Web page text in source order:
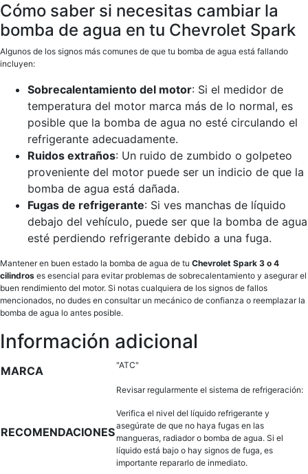
Cómo saber si necesitas cambiar la
bomba de agua en tu Chevrolet Spark
Algunos de los signos más comunes de que tu bomba de agua está fallando
incluyen:
Sobrecalentamiento del motor: Si el medidor de
temperatura del motor marca más de lo normal, es
posible que la bomba de agua no esté circulando el
refrigerante adecuadamente.
Ruidos extraños: Un ruido de zumbido o golpeteo
proveniente del motor puede ser un indicio de que la
bomba de agua está dañada.
Fugas de refrigerante: Si ves manchas de líquido
debajo del vehículo, puede ser que la bomba de agua
esté perdiendo refrigerante debido a una fuga.
Mantener en buen estado la bomba de agua de tu Chevrolet Spark 3 o 4
cilindros es esencial para evitar problemas de sobrecalentamiento y asegurar el
buen rendimiento del motor. Si notas cualquiera de los signos de fallos
mencionados, no dudes en consultar un mecánico de confianza o reemplazar la
bomba de agua lo antes posible.
Información adicional
MARCA "ATC"
RECOMENDACIONES
Revisar regularmente el sistema de refrigeración:
Verifica el nivel del líquido refrigerante y
asegúrate de que no haya fugas en las
mangueras, radiador o bomba de agua. Si el
líquido está bajo o hay signos de fuga, es
importante repararlo de inmediato.